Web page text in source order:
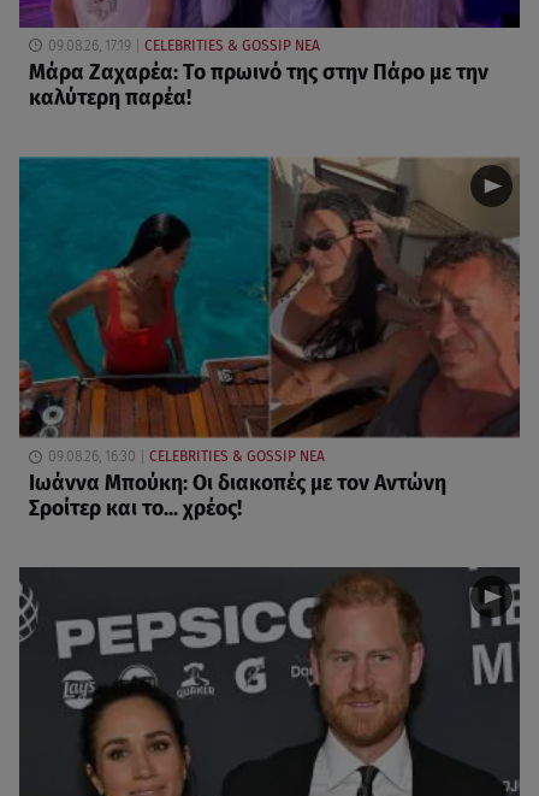
09.08.26, 17:19 CELEBRITIES & GOSSIP ΝΕΑ
Μάρα Ζαχαρέα: Το πρωινό της στην Πάρο με την
καλύτερη παρέα!
09.08.26, 16:30 CELEBRITIES & GOSSIP ΝΕΑ
Ιωάννα Μπούκη: Οι διακοπές με τον Αντώνη
Σροίτερ και το... χρέος!